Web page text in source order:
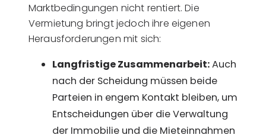
Marktbedingungen nicht rentiert. Die
Vermietung bringt jedoch ihre eigenen
Herausforderungen mit sich:
Langfristige Zusammenarbeit:Auch
nach der Scheidung müssen beide
Parteien in engem Kontakt bleiben, um
Entscheidungen über die Verwaltung
der Immobilie und die Mieteinnahmen